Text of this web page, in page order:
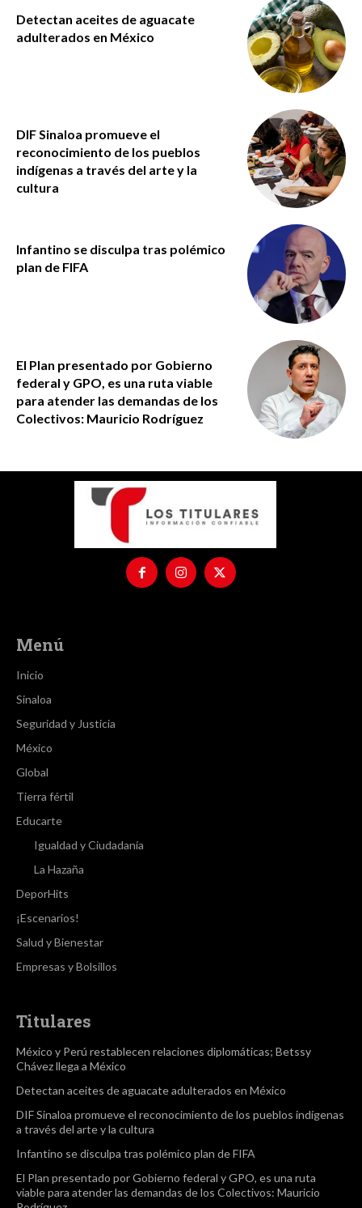
Detectan aceites de aguacate
adulterados en México
DIF Sinaloa promueve el
reconocimiento de los pueblos
indígenas a través del arte y la
cultura
Infantino se disculpa tras polémico
plan de FIFA
El Plan presentado por Gobierno
federal y GPO, es una ruta viable
para atender las demandas de los
Colectivos: Mauricio Rodríguez
Menú
Inicio
Sinaloa
Seguridad y Justicia
México
Global
Tierra fértil
Educarte
Igualdad y Ciudadanía
La Hazaña
DeporHits
¡Escenarios!
Salud y Bienestar
Empresas y Bolsillos
Titulares
México y Perú restablecen relaciones diplomáticas; Betssy
Chávez llega a México
Detectan aceites de aguacate adulterados en México
DIF Sinaloa promueve el reconocimiento de los pueblos indígenas
a través del arte y la cultura
Infantino se disculpa tras polémico plan de FIFA
El Plan presentado por Gobierno federal y GPO, es una ruta
viable para atender las demandas de los Colectivos: Mauricio